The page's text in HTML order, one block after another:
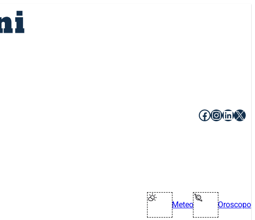
Facebook
X
Meteo Oroscopo